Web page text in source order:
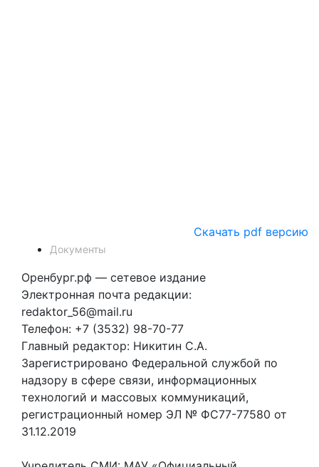
Скачать pdf версию
Документы
Оренбург.рф — сетевое издание
Электронная почта редакции:
redaktor_56@mail.ru
Телефон: +7 (3532) 98-70-77
Главный редактор: Никитин С.А.
Зарегистрировано Федеральной службой по
надзору в сфере связи, информационных
технологий и массовых коммуникаций,
регистрационный номер ЭЛ № ФС77-77580 от
31.12.2019